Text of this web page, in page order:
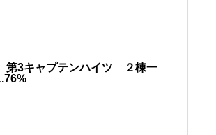
第3キャプテンハイツ ２棟一